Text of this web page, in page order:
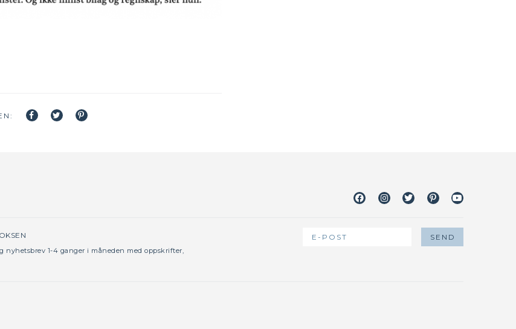
FacebookInstagramTwitterPinterestYoutube
nyhetsbrev 1-4 ganger i måneden med oppskrifter,